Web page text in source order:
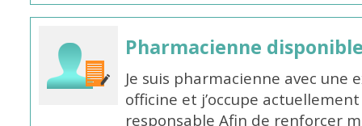
Pharmacienne
Je suis pharmacienne avec
officine et j’occupe
responsable Afin de renforcer